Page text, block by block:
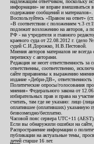
надлежащим ответчиком, поскольку
информации» не вправе вмешиваться
содержание сообщений и материалов».
Воспользуйтесь «Правом на ответ»
«В соответствии с положением ч.3
подлежит возложению на авторов, а
РФ - на учредителя и главного
краевого суда от 22.08.2012 г. (дело
судей С.И.Дорожко, Н.В.Пестовой.
Мнения авторов материалов не всегда
переписку с авторами.
Редакция не несет ответственность
ответственны, соответственно,
сайте приравнены к выражению
издание «Дебри-ДВ», ответственность
Политические опросы/голосования
мнения» Федерального закона от
избирательных прав и права на
считать, там где не указано: лицо
оплатившее (оплативших) указанную
безвозмездно/бесплатно.
Часовой пояс сервера UTC+11
Если вы обнаружили ошибки на сайте,
Распространение информации о
публикации на актуальные темы,
детей старше 16 лет.